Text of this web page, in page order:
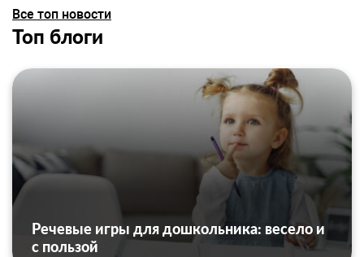
Все топ новости
Топ блоги
Речевые игры для дошкольника: весело и
с пользой